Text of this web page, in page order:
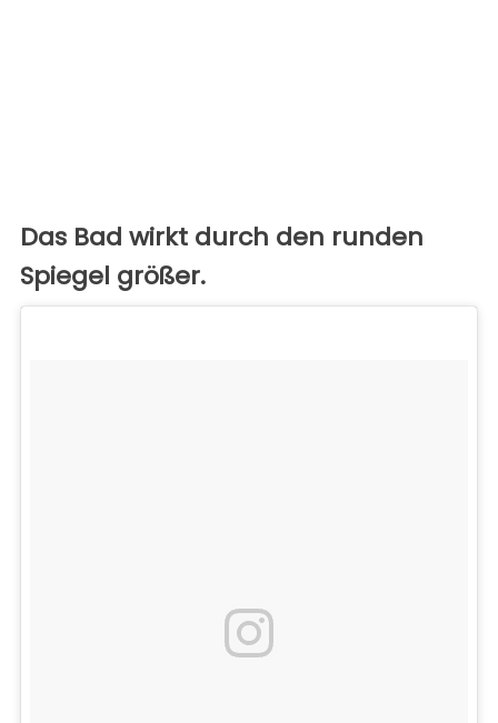
Das Bad wirkt durch den runden
Spiegel größer.